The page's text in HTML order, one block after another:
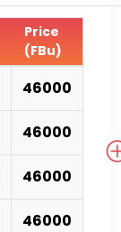
Price
(FBu)
46000
46000
46000
46000